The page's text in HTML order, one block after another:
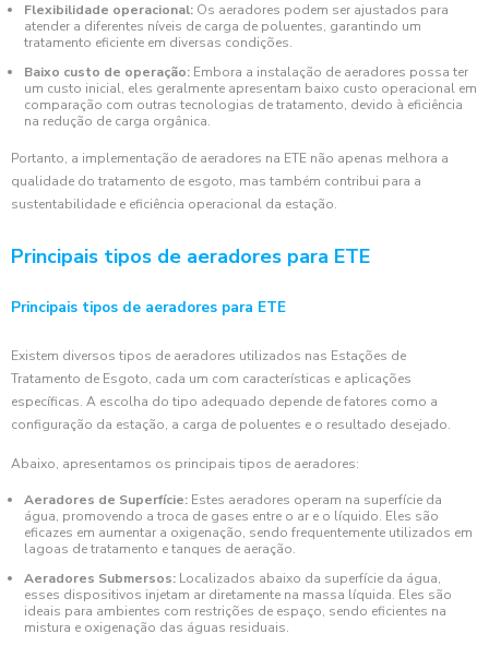
Flexibilidade operacional: Os aeradores podem ser ajustados para
atender a diferentes níveis de carga de poluentes, garantindo um
tratamento eficiente em diversas condições.
Baixo custo de operação: Embora a instalação de aeradores possa ter
um custo inicial, eles geralmente apresentam baixo custo operacional em
comparação com outras tecnologias de tratamento, devido à eficiência
na redução de carga orgânica.
Portanto, a implementação de aeradores na ETE não apenas melhora a
qualidade do tratamento de esgoto, mas também contribui para a
sustentabilidade e eficiência operacional da estação.
Principais tipos de aeradores para ETE
Principais tipos de aeradores para ETE
Existem diversos tipos de aeradores utilizados nas Estações de
Tratamento de Esgoto, cada um com características e aplicações
específicas. A escolha do tipo adequado depende de fatores como a
configuração da estação, a carga de poluentes e o resultado desejado.
Abaixo, apresentamos os principais tipos de aeradores:
Aeradores de Superfície: Estes aeradores operam na superfície da
água, promovendo a troca de gases entre o ar e o líquido. Eles são
eficazes em aumentar a oxigenação, sendo frequentemente utilizados em
lagoas de tratamento e tanques de aeração.
Aeradores Submersos: Localizados abaixo da superfície da água,
esses dispositivos injetam ar diretamente na massa líquida. Eles são
ideais para ambientes com restrições de espaço, sendo eficientes na
mistura e oxigenação das águas residuais.